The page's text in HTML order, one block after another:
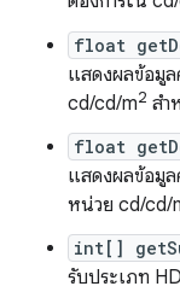
float
แสดงผลข้อมูล
cd/cd/m2 สำ
float
แสดงผลข้อมูล
หน่วย cd/cd/
int[]
รับประเภท